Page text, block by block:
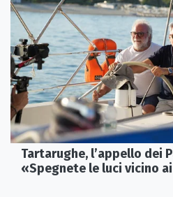
Tartarughe, l’appello dei
«Spegnete le luci vicino